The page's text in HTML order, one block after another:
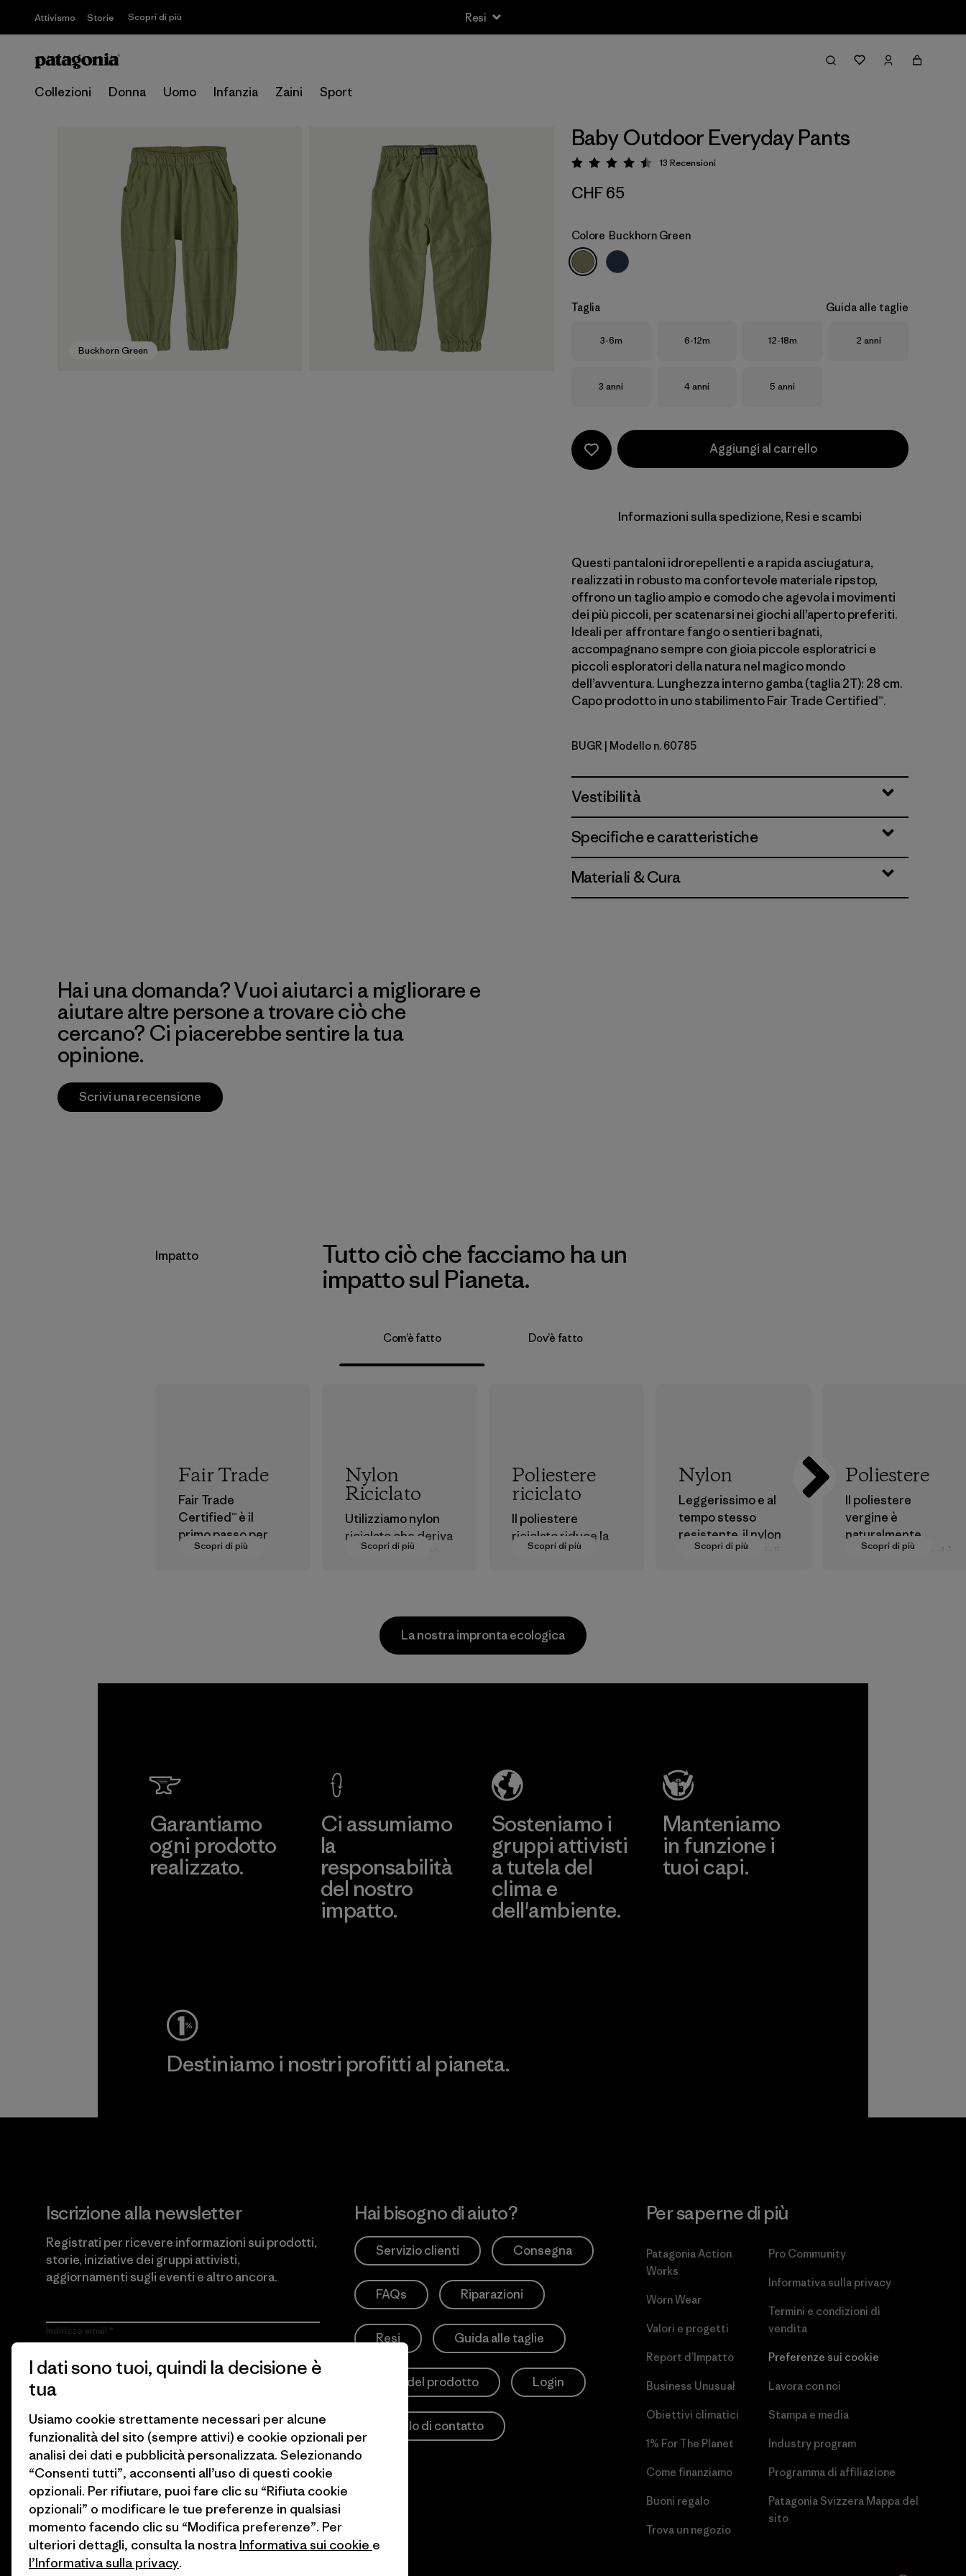
Attivismo Storie Scopri di più Resi
Collezioni Donna Uomo Infanzia Zaini Sport
Buckhorn Green
Baby Outdoor Everyday Pants
Valutazione: 4.5 / 5
13 Recensioni
CHF 65
Colore Buckhorn Green
Taglia Guida alle taglie
Taglia
3-6m Taglia
6-12m Taglia
12-18m Taglia
2 anni
Taglia
3 anni Taglia
4 anni Taglia
5 anni
Aggiungi al carrello
Informazioni sulla spedizione, Resi e scambi
Questi pantaloni idrorepellenti e a rapida asciugatura,
realizzati in robusto ma confortevole materiale ripstop,
offrono un taglio ampio e comodo che agevola i movimenti
dei più piccoli, per scatenarsi nei giochi all’aperto preferiti.
Ideali per affrontare fango o sentieri bagnati,
accompagnano sempre con gioia piccole esploratrici e
piccoli esploratori della natura nel magico mondo
dell’avventura. Lunghezza interno gamba (taglia 2T): 28 cm.
Capo prodotto in uno stabilimento Fair Trade Certified™.
Buckhorn Green
BUGR | Modello n. 60785
Vestibilità
Specifiche e caratteristiche
Materiali & Cura
Hai una domanda? Vuoi aiutarci a migliorare e
aiutare altre persone a trovare ciò che
cercano? Ci piacerebbe sentire la tua
opinione.
Scrivi una recensione
Impatto
Tutto ciò che facciamo ha un
impatto sul Pianeta.
Com’è fatto Dov’è fatto
Scopri di più
Fair Trade
Fair Trade
Certified™ è il
primo passo per
pagare salari
Scopri di più
Nylon
Riciclato
Utilizziamo nylon
riciclato che deriva
da fibre di scarti
consumo.
Materiali
Scopri di più
Poliestere
riciclato
Il poliestere
riciclato riduce la
nostra dipendenza
Materiali
Scopri di più
Nylon
Leggerissimo e al
tempo stesso
resistente, il nylon
è uno dei materiali
Scopri di più
Poliestere
Il poliestere
vergine è
naturalmente
idrorepellente ed è
Material-supplier
La nostra impronta ecologica
Garantiamo
ogni prodotto
realizzato.
Ci assumiamo
la
responsabilità
del nostro
impatto.
Sosteniamo i
gruppi attivisti
a tutela del
clima e
dell'ambiente.
Manteniamo
in funzione i
tuoi capi.
Destiniamo i nostri profitti al pianeta.
Iscrizione alla newsletter
Registrati per ricevere informazioni sui prodotti,
storie, iniziative dei gruppi attivisti,
aggiornamenti sugli eventi e altro ancora.
Indirizzo email
Cliccando sul pulsante Iscriviti, accetto che Patagonia utilizzi il
mio indirizzo e-mail e mi invii e-mail con informazioni sui
prodotti, storie, iniziative dei gruppi attivisti, aggiornamenti sugli
di Patagonia.
Iscriviti
Hai bisogno di aiuto?
Servizio clienti Consegna
FAQs Riparazioni
Resi Guida alle taglie
Cura del prodotto Login
Modulo di contatto
Per saperne di più
Patagonia Action
Works
Worn Wear
Valori e progetti
Report d’Impatto
Business Unusual
Obiettivi climatici
1% For The Planet
Come finanziamo
Buoni regalo
Trova un negozio
Pro Community
Informativa sulla privacy
Termini e condizioni di
vendita
Preferenze sui cookie
Lavora con noi
Stampa e media
Industry program
Programma di affiliazione
Patagonia Svizzera Mappa del
sito
I dati sono tuoi, quindi la decisione è
tua
Usiamo cookie strettamente necessari per alcune
funzionalità del sito (sempre attivi) e cookie opzionali per
analisi dei dati e pubblicità personalizzata. Selezionando
“Consenti tutti”, acconsenti all’uso di questi cookie
opzionali. Per rifiutare, puoi fare clic su “Rifiuta cookie
opzionali” o modificare le tue preferenze in qualsiasi
momento facendo clic su “Modifica preferenze”. Per
ulteriori dettagli, consulta la nostra Informativa sui cookie e
l’Informativa sulla privacy.